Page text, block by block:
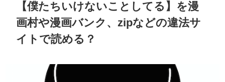
【僕たちいけないことしてる】を漫
画村や漫画バンク、zipなどの違法サ
イトで読める？